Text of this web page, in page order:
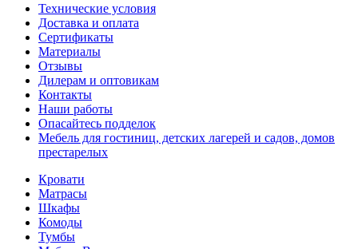
Технические условия
Доставка и оплата
Сертификаты
Материалы
Отзывы
Дилерам и оптовикам
Контакты
Наши работы
Опасайтесь подделок
Мебель для гостиниц, детских лагерей и садов, домов
престарелых
Кровати
Матрасы
Шкафы
Комоды
Тумбы